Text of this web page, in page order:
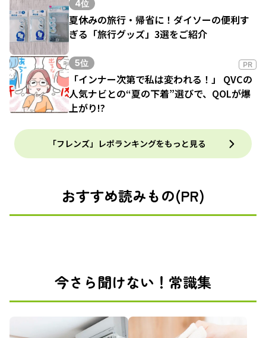
4位
夏休みの旅行・帰省に！ダイソーの便利す
ぎる「旅行グッズ」3選をご紹介
5位 PR
「インナー次第で私は変われる！」 QVCの
人気ナビとの“夏の下着”選びで、QOLが爆
上がり!?
「フレンズ」レポランキングをもっと見る
おすすめ読みもの(PR)
今さら聞けない！常識集